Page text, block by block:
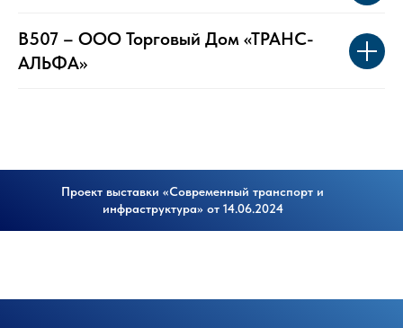
B507 – ООО Торговый Дом «ТРАНС-
АЛЬФА»
Проект выставки «Современный транспорт и
инфраструктура» от 14.06.2024